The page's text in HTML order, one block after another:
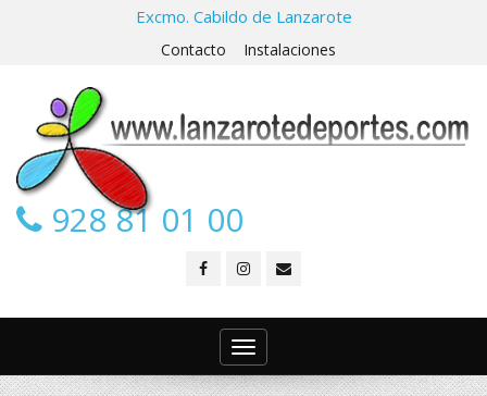
Excmo. Cabildo de Lanzarote
Contacto Instalaciones
928 81 01 00
Toggle
navigation